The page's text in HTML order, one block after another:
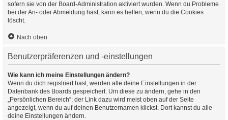
sofern sie von der Board-Administration aktiviert wurden. Wenn du Probleme
bei der An- oder Abmeldung hast, kann es helfen, wenn du die Cookies
löscht.
Nach oben
Benutzerpräferenzen und -einstellungen
Wie kann ich meine Einstellungen ändern?
Wenn du dich registriert hast, werden alle deine Einstellungen in der
Datenbank des Boards gespeichert. Um diese zu ändern, gehe in den
„Persönlichen Bereich“; der Link dazu wird meist oben auf der Seite
angezeigt, wenn du auf deinen Benutzernamen klickst. Dort kannst du alle
deine Einstellungen ändern.